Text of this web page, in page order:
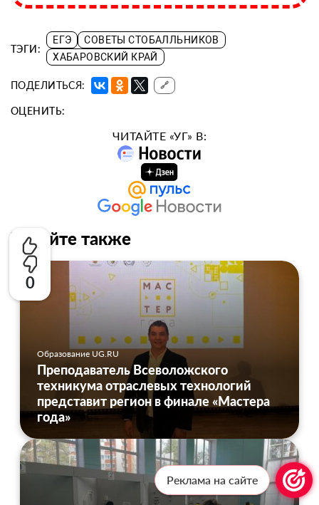
0
ТЭГИ:
ЕГЭ
СОВЕТЫ СТОБАЛЛЬНИКОВ
ХАБАРОВСКИЙ КРАЙ
ПОДЕЛИТЬСЯ: 🔗
ОЦЕНИТЬ:
ЧИТАЙТЕ «УГ» В:
Читайте также
Образование UG.RU
Преподаватель Всеволожского
техникума отраслевых технологий
представит регион в финале «Мастера
года»
Реклама на сайте